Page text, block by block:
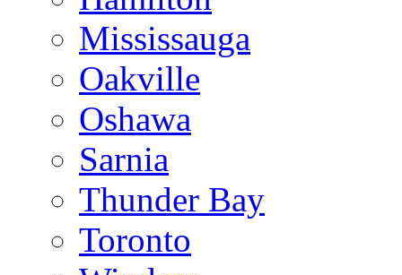
Mississauga
Oakville
Oshawa
Sarnia
Thunder Bay
Toronto